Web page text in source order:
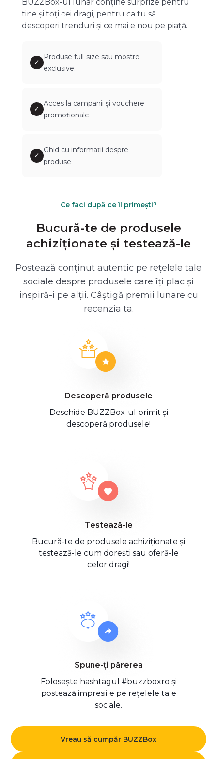
BUZZBox-ul lunar conține surprize pentru
tine și toți cei dragi, pentru ca tu să
descoperi trenduri și ce mai e nou pe piață.
✓
Produse full-size sau mostre
exclusive.
✓
Acces la campanii și vouchere
promoționale.
✓
Ghid cu informații despre
produse.
Ce faci după ce îl primești?
Bucură-te de produsele
achiziționate și testează-le
Postează conținut autentic pe rețelele tale
sociale despre produsele care îți plac și
inspiră-i pe alții. Câștigă premii lunare cu
recenzia ta.
Descoperă produsele
Deschide BUZZBox-ul primit și
descoperă produsele!
Testează-le
Bucură-te de produsele achiziționate și
testează-le cum dorești sau oferă-le
celor dragi!
Spune-ți părerea
Folosește hashtagul #buzzboxro și
postează impresiile pe rețelele tale
sociale.
Vreau să cumpăr BUZZBox